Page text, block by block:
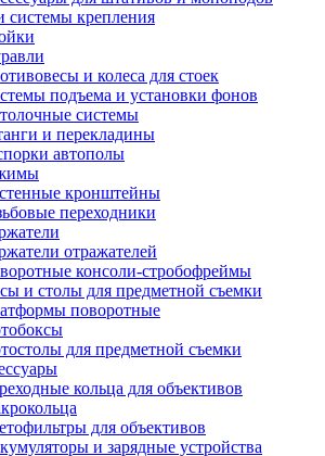
системы крепления
и колеса для стоек
подъема и установки фонов
системы
и перекладины
автополы
кронштейны
переходники
отражателей
консоли-стробофреймы
и столы для предметной съемки
поворотные
для предметной съемки
кольца для объективов
для объективов
и зарядные устройства